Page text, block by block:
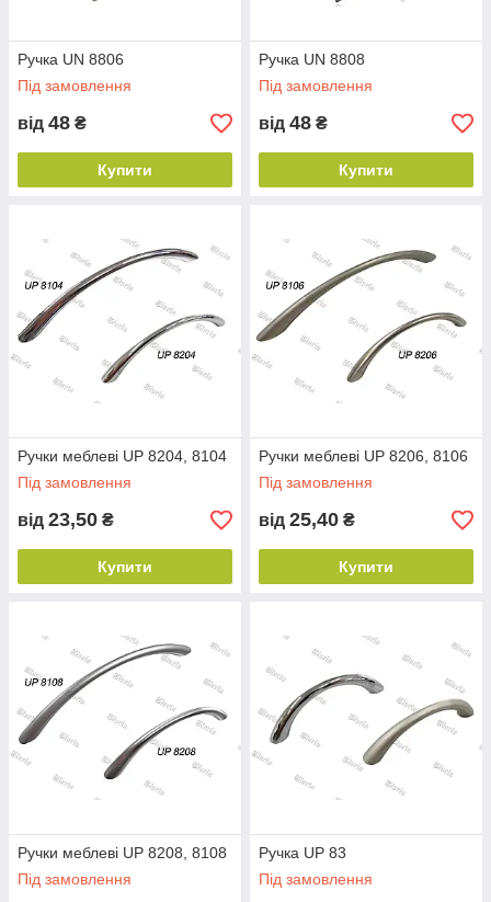
Ручка UN 8806
Під замовлення
від 48 ₴
Купити
Ручка UN 8808
Під замовлення
від 48 ₴
Купити
Ручки меблеві UР 8204, 8104
Під замовлення
від 23,50 ₴
Купити
Ручки меблеві UР 8206, 8106
Під замовлення
від 25,40 ₴
Купити
Ручки меблеві UР 8208, 8108
Під замовлення
Ручка UP 83
Під замовлення